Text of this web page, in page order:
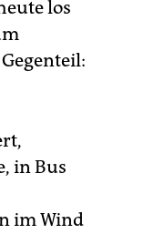
los
in Bus
im Wind